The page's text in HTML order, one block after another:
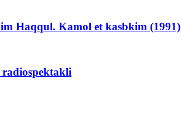
Haqqul. Kamol et kasbkim (1991)